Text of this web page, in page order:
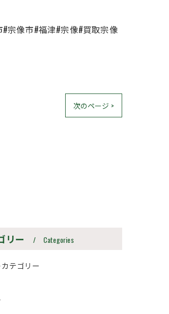
宗像市#福津#宗像#買取宗像
次のページ >
リー Categories
テゴリー